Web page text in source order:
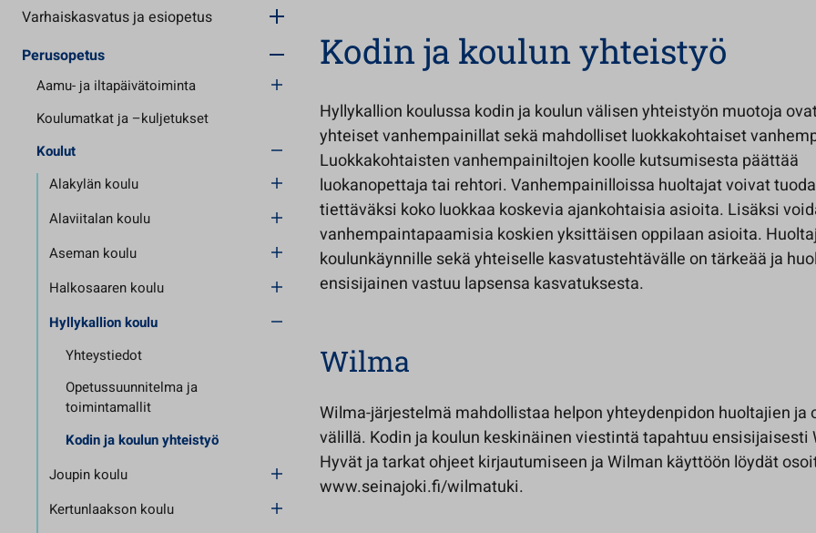
Varhaiskasvatus ja esiopetus
Perusopetus
Aamu- ja iltapäivätoiminta
Koulumatkat ja –kuljetukset
Koulut
Alakylän koulu
Alaviitalan koulu
Aseman koulu
Halkosaaren koulu
Hyllykallion koulu
Yhteystiedot
Opetussuunnitelma ja
toimintamallit
Kodin ja koulun yhteistyö
Joupin koulu
Kertunlaakson koulu
Kodin ja koulun yhteistyö
Hyllykallion koulussa kodin ja koulun välisen yhteistyön muotoja
yhteiset vanhempainillat sekä mahdolliset luokkakohtaiset
Luokkakohtaisten vanhempainiltojen koolle kutsumisesta päättää
luokanopettaja tai rehtori. Vanhempainilloissa huoltajat voivat
tiettäväksi koko luokkaa koskevia ajankohtaisia asioita. Lisäksi
vanhempaintapaamisia koskien yksittäisen oppilaan asioita.
koulunkäynnille sekä yhteiselle kasvatustehtävälle on tärkeää ja
ensisijainen vastuu lapsensa kasvatuksesta.
Wilma
Wilma-järjestelmä mahdollistaa helpon yhteydenpidon huoltajien ja
välillä. Kodin ja koulun keskinäinen viestintä tapahtuu ensisijaisesti
Hyvät ja tarkat ohjeet kirjautumiseen ja Wilman käyttöön löydät
www.seinajoki.fi/wilmatuki.